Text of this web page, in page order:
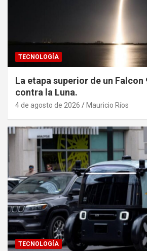
TECNOLOGÍA
La etapa superior de un Falcon
contra la Luna.
4 de agosto de 2026 Mauricio Ríos
TECNOLOGÍA